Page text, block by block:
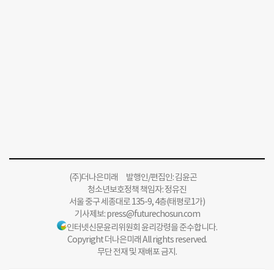
(주)더나은미래 발행인/편집인: 김윤곤
청소년보호정책 책임자: 정유진
서울 중구 세종대로 135-9, 4층(태평로1가)
기사제보:press@futurechosun.com
인터넷신문윤리위원회 윤리강령을 준수합니다.
Copyright 더나은미래 All rights reserved.
무단 전재 및 재배포 금지.